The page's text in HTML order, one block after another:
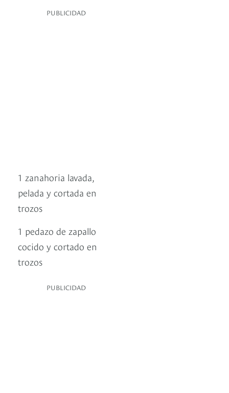
PUBLICIDAD
1 zanahoria lavada,
pelada y cortada en
trozos
1 pedazo de zapallo
cocido y cortado en
trozos
PUBLICIDAD